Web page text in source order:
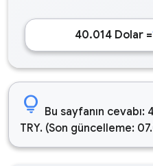
40.014 Dolar =
lightbulb Bu sayfanın cevabı:
TRY. (Son güncelleme: